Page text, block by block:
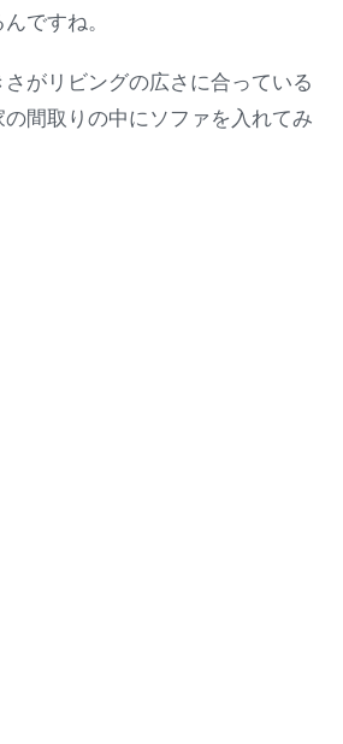
ですね。
がリビングの広さに合っている
間取りの中にソファを入れてみ